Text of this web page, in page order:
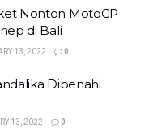
Nonton MotoGP
di Bali
13, 2022 0
Dibenahi
13, 2022 0